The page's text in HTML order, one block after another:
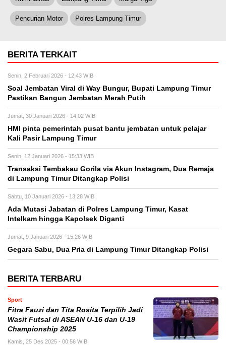
Pencurian Motor Polres Lampung Timur
BERITA TERKAIT
Senin, 2 Februari 2026 - 12:43 WIB
Soal Jembatan Viral di Way Bungur, Bupati Lampung Timur
Pastikan Bangun Jembatan Merah Putih
Jumat, 30 Januari 2026 - 14:02 WIB
HMI pinta pemerintah pusat bantu jembatan untuk pelajar
Kali Pasir Lampung Timur
Senin, 12 Januari 2026 - 15:33 WIB
Transaksi Tembakau Gorila via Akun Instagram, Dua Remaja
di Lampung Timur Ditangkap Polisi
Sabtu, 10 Januari 2026 - 13:28 WIB
Ada Mutasi Jabatan di Polres Lampung Timur, Kasat
Intelkam hingga Kapolsek Diganti
Jumat, 9 Januari 2026 - 15:26 WIB
Gegara Sabu, Dua Pria di Lampung Timur Ditangkap Polisi
BERITA TERBARU
Sport
Fitra Fauzi dan Tita Rosita Terpilih Jadi
Wasit Futsal di ASEAN U-16 dan U-19
Championship 2025
Kamis, 25 Des 2025 - 00:56 WIB